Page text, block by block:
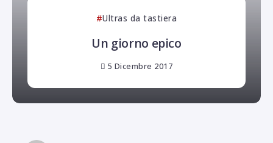
Ultras da tastiera
Un giorno epico
5 Dicembre 2017